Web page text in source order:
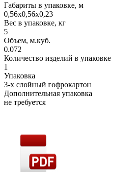
Габариты в упаковке, м
0,56х0,56х0,23
Вес в упаковке, кг
5
Объем, м.куб.
0.072
Количество изделий в упаковке
1
Упаковка
3-х слойный гофрокартон
Дополнительная упаковка
не требуется